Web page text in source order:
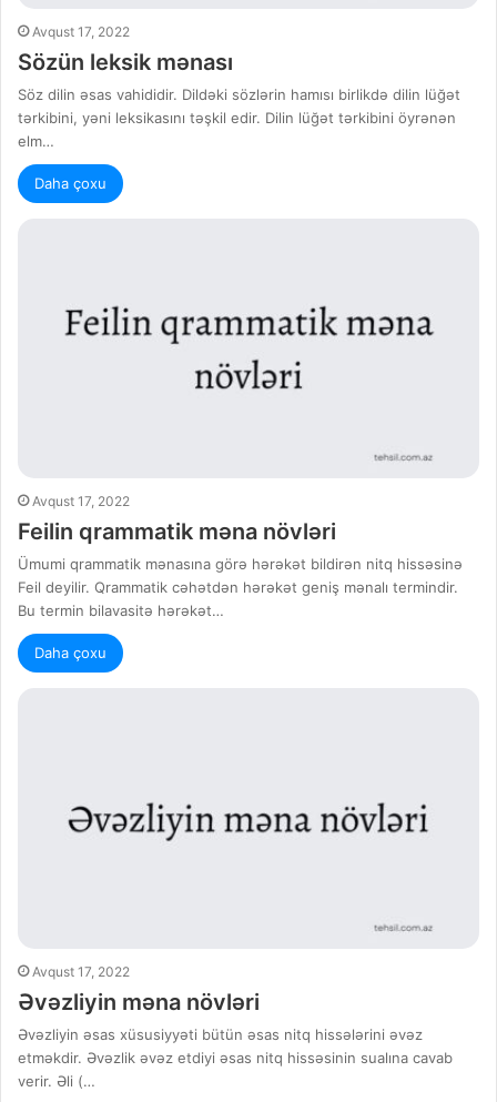
Avqust 17, 2022
Sözün leksik mənası
Söz dilin əsas vahididir. Dildəki sözlərin hamısı birlikdə dilin lüğət
tərkibini, yəni leksikasını təşkil edir. Dilin lüğət tərkibini öyrənən
elm…
Daha çoxu
Avqust 17, 2022
Feilin qrammatik məna növləri
Ümumi qrammatik mənasına görə hərəkət bildirən nitq hissəsinə
Feil deyilir. Qrammatik cəhətdən hərəkət geniş mənalı termindir.
Bu termin bilavasitə hərəkət…
Daha çoxu
Avqust 17, 2022
Əvəzliyin məna növləri
Əvəzliyin əsas xüsusiyyəti bütün əsas nitq hissələrini əvəz
etməkdir. Əvəzlik əvəz etdiyi əsas nitq hissəsinin sualına cavab
verir. Əli (…